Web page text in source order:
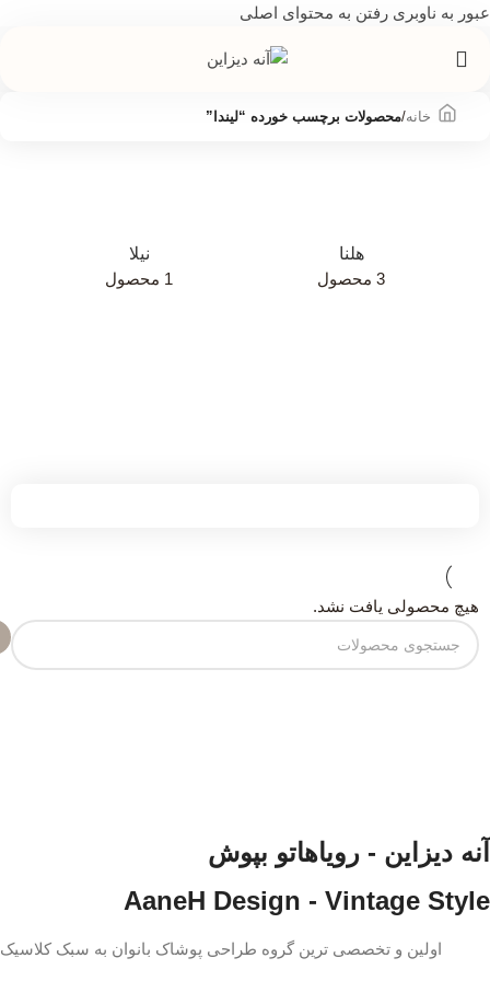
عبور به ناوبری رفتن به محتوای اصلی
خانه/محصولات برچسب خورده “لیندا”
هلنا
3 محصول
نیلا
1 محصول
هیچ محصولی یافت نشد.
آنه دیزاین - رویاهاتو بپوش
AaneH Design - Vintage Style
اولین و تخصصی ترین گروه طراحی پوشاک بانوان به سبک کلاسیک